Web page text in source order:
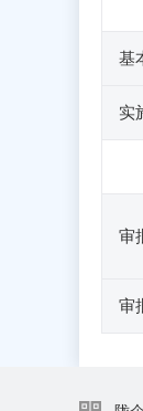
基
实
审
审